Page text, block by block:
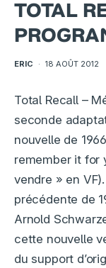
TOTAL
ERIC · 18 AOÛT 2012
Total Recall –
seconde
nouvelle de
remember it for
vendre » en
précédente de
Arnold
cette nouvelle
du support